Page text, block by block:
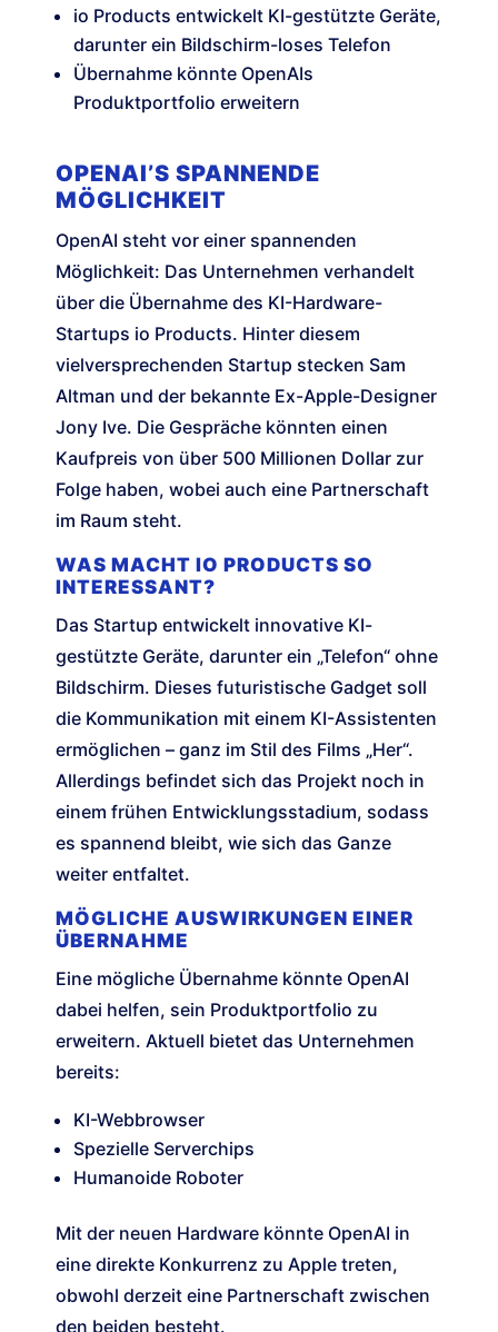
io Products entwickelt KI-gestützte Geräte,
darunter ein Bildschirm-loses Telefon
Übernahme könnte OpenAIs
Produktportfolio erweitern
OPENAI’S SPANNENDE
MÖGLICHKEIT
OpenAI steht vor einer spannenden
Möglichkeit: Das Unternehmen verhandelt
über die Übernahme des KI-Hardware-
Startups io Products. Hinter diesem
vielversprechenden Startup stecken Sam
Altman und der bekannte Ex-Apple-Designer
Jony Ive. Die Gespräche könnten einen
Kaufpreis von über 500 Millionen Dollar zur
Folge haben, wobei auch eine Partnerschaft
im Raum steht.
WAS MACHT IO PRODUCTS SO
INTERESSANT?
Das Startup entwickelt innovative KI-
gestützte Geräte, darunter ein „Telefon“ ohne
Bildschirm. Dieses futuristische Gadget soll
die Kommunikation mit einem KI-Assistenten
ermöglichen – ganz im Stil des Films „Her“.
Allerdings befindet sich das Projekt noch in
einem frühen Entwicklungsstadium, sodass
es spannend bleibt, wie sich das Ganze
weiter entfaltet.
MÖGLICHE AUSWIRKUNGEN EINER
ÜBERNAHME
Eine mögliche Übernahme könnte OpenAI
dabei helfen, sein Produktportfolio zu
erweitern. Aktuell bietet das Unternehmen
bereits:
KI-Webbrowser
Spezielle Serverchips
Humanoide Roboter
Mit der neuen Hardware könnte OpenAI in
eine direkte Konkurrenz zu Apple treten,
obwohl derzeit eine Partnerschaft zwischen
den beiden besteht.